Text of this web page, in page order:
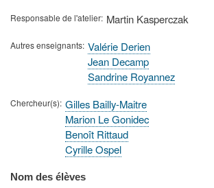
Responsable de l'atelier Martin Kasperczak
Autres enseignants Valérie Derien
Jean Decamp
Sandrine Royannez
Chercheur(s) Gilles Bailly-Maitre
Marion Le Gonidec
Benoît Rittaud
Cyrille Ospel
Nom des élèves